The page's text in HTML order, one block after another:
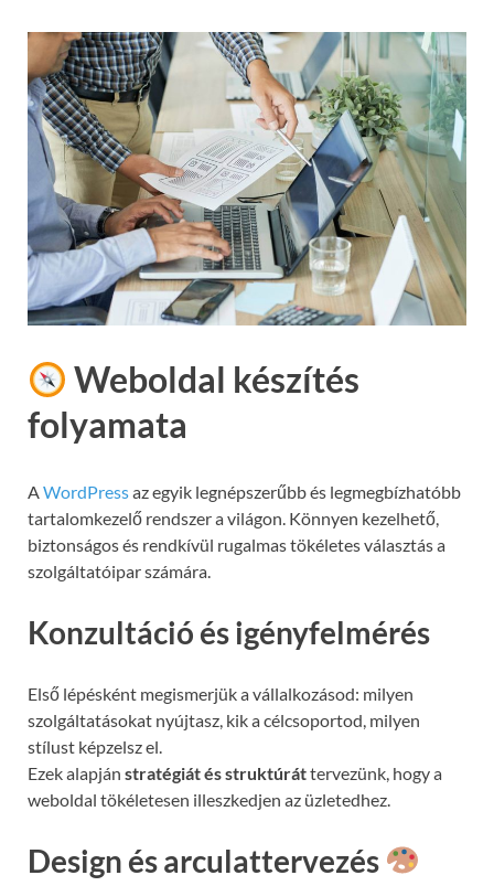
Weboldal készítés
folyamata
AWordPressaz egyik legnépszerűbb és legmegbízhatóbb
tartalomkezelő rendszer a világon. Könnyen kezelhető,
biztonságos és rendkívül rugalmas tökéletes választás a
szolgáltatóipar számára.
Konzultáció és igényfelmérés
Első lépésként megismerjük a vállalkozásod: milyen
szolgáltatásokat nyújtasz, kik a célcsoportod, milyen
stílust képzelsz el.
Ezek alapján stratégiát és struktúráttervezünk, hogy a
weboldal tökéletesen illeszkedjen az üzletedhez.
Design és arculattervezés